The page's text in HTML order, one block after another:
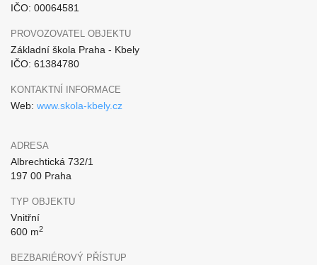
IČO: 00064581
PROVOZOVATEL OBJEKTU
Základní škola Praha - Kbely
IČO: 61384780
KONTAKTNÍ INFORMACE
Web: www.skola-kbely.cz
ADRESA
Albrechtická 732/1
197 00 Praha
TYP OBJEKTU
Vnitřní
600 m2
BEZBARIÉROVÝ PŘÍSTUP